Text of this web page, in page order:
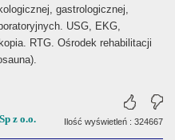
gastrologicznej,
USG, EKG,
RTG. Ośrodek rehabilitacji
z o.o. Ilość wyświetleń : 324667